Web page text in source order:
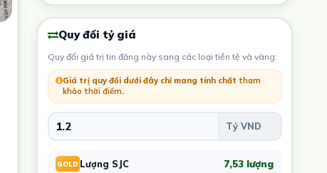
Quy đổi tỷ giá
Quy đổi giá trị tin đăng này sang các loại tiền tệ và vàng:
Giá trị quy đổi dưới đây chỉ mang tính chất tham
khảo thời điểm.
GOLD Lượng SJC 7,53 lượng